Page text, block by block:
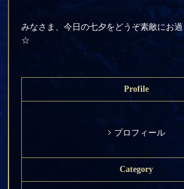
みなさま、今日の七夕をどうぞ素敵にお
☆
Profile
プロフィール
Category